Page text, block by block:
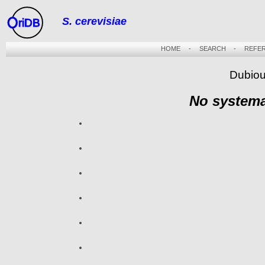
riDB S. cerevisiae
HOME- SEARCH -
No